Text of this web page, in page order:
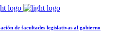
de facultades legislativas al gobierno